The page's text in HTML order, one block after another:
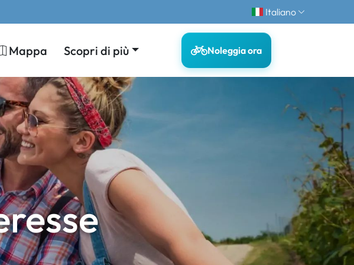
Italiano
Mappa Scopri di più Noleggia ora